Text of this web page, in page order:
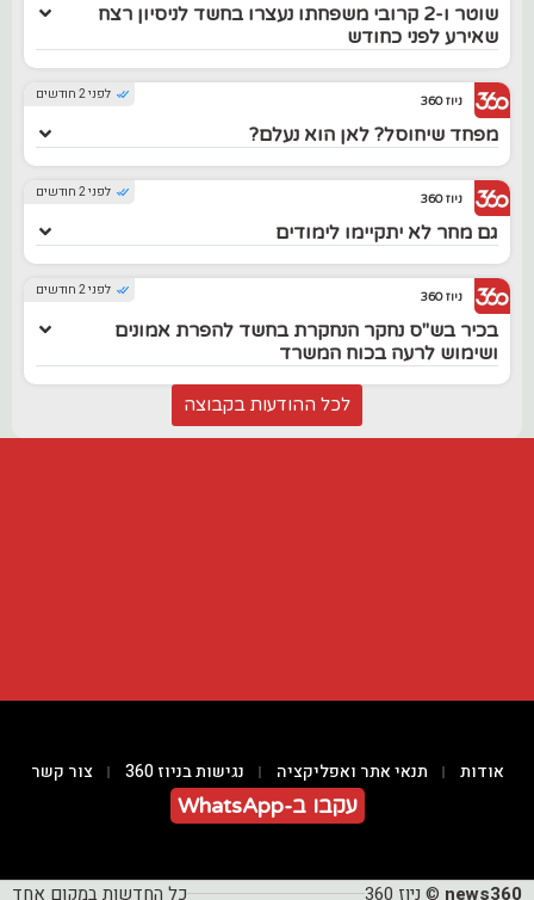
שוטר ו-2 קרובי משפחתו נעצרו בחשד לניסיון רצח
שאירע לפני כחודש
לפני 2 חודשים ניוז 360
מפחד שיחוסל? לאן הוא נעלם?
לפני 2 חודשים ניוז 360
גם מחר לא יתקיימו לימודים
לפני 2 חודשים ניוז 360
בכיר בש"ס נחקר הנחקרת בחשד להפרת אמונים
ושימוש לרעה בכוח המשרד
לכל ההודעות בקבוצה
אודות תנאי אתר ואפליקציה נגישות בניוז 360 צור קשר
עקבו ב-WhatsApp
news360 © ניוז 360 כל החדשות במקום אחד